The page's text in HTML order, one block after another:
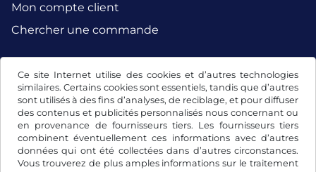
Ce site Internet utilise des cookies et d’autres technologies
similaires. Certains cookies sont essentiels, tandis que d’autres
sont utilisés à des fins d’analyses, de reciblage, et pour diffuser
des contenus et publicités personnalisés nous concernant ou
en provenance de fournisseurs tiers. Les fournisseurs tiers
combinent éventuellement ces informations avec d’autres
données qui ont été collectées dans d’autres circonstances.
Vous trouverez de plus amples informations sur le traitement
Mon compte client
Chercher une commande
Facebook Instagram